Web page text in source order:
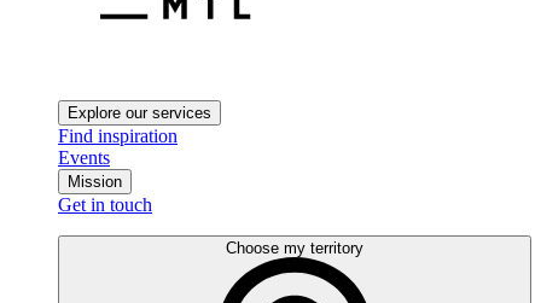
Explore our services
Find inspiration
Events
Mission
Get in touch
Choose my territory